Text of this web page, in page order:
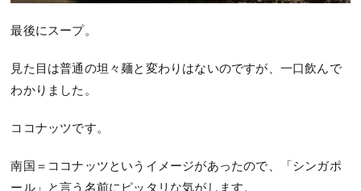
最後にスープ。
見た目は普通の坦々麺と変わりはないのですが、一口飲んで
わかりました。
ココナッツです。
南国＝ココナッツというイメージがあったので、「シンガポ
ール」と言う名前にピッタリな気がします。